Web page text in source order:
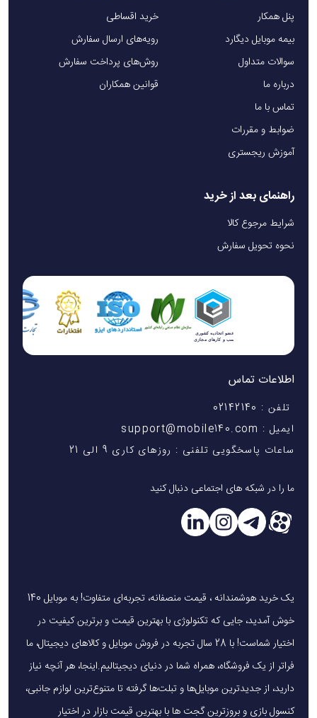
پنل همکار
بیمه موبایل دیگارد
سوالات متداول
درباره ما
تماس با ما
ضوابط و مقررات
آموزش ریجستری
خرید اقساطی
رویه‌های ارسال سفارش
روش‌های پرداخت سفارش
قوانین همکاران
راهنمای بعد از خرید
شرایط مرجوع کالا
نحوه تحویل سفارش
اطلاعات تماس
تلفن : 02142140
ایمیل : support@mobile140.com
ساعات پاسخگویی تلفنی : روزهای کاری 9 الی 21
ما را در شبکه های اجتماعی دنبال کنید
یک خرید هوشمندانه ، قیمت منصفانه، تجربه‌ای متفاوت! به موبایل 140
خوش آمدید، جایی که تکنولوژی با بهترین قیمت و برترین کیفیت در
اختیار شماست! با 28 سال تجربه در فروش موبایل و کالاهای دیجیتال، ما
فراتر از یک فروشگاه، همراه شما در دنیای دیجیتالیم.اینجا، هر آنچه نیاز
دارید، از جدیدترین موبایل‌ها و تبلت‌ها گرفته تا متنوع‌ترین لوازم جانبی،
کنسول بازی و بروزترین گجت ها با بهترین قیمت بازار در اختیار